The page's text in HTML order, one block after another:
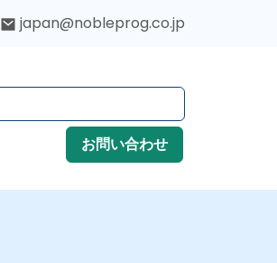
japan@nobleprog.co.jp
お問い合わせ